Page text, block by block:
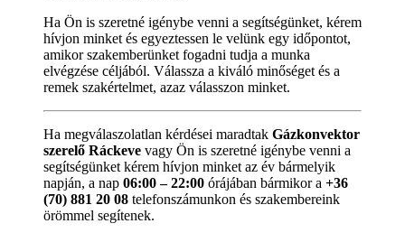
Ha Ön is szeretné igénybe venni a segítségünket, kérem
hívjon minket és egyeztessen le velünk egy időpontot,
amikor szakemberünket fogadni tudja a munka
elvégzése céljából. Válassza a kiváló minőséget és a
remek szakértelmet, azaz válasszon minket.
Ha megválaszolatlan kérdései maradtak Gázkonvektor
szerelő Ráckeve vagy Ön is szeretné igénybe venni a
segítségünket kérem hívjon minket az év bármelyik
napján, a nap 06:00 – 22:00 órájában bármikor a +36
(70) 881 20 08 telefonszámunkon és szakembereink
örömmel segítenek.